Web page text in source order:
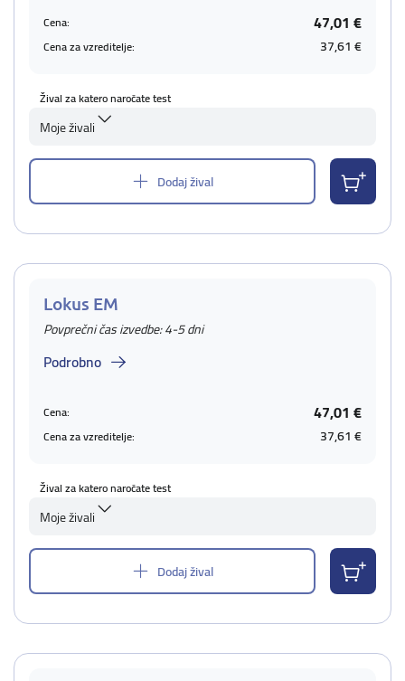
Cena: 47,01 €
Cena za vzreditelje: 37,61 €
Žival za katero naročate test
Moje živali
Dodaj žival
Lokus EM
Povprečni čas izvedbe: 4-5 dni
Podrobno
Cena: 47,01 €
Cena za vzreditelje: 37,61 €
Žival za katero naročate test
Moje živali
Dodaj žival